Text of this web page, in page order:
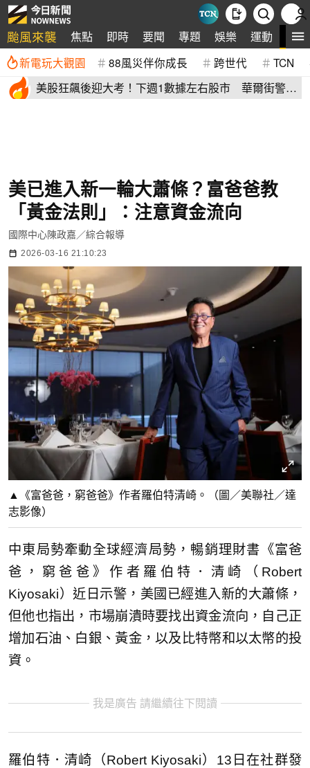
颱風來襲 焦點 即時 要聞 專題 娛樂 運動 全
新電玩大觀園 88風災伴你成長 跨世代 TCN
美股狂飆後迎大考！下週1數據左右股市 華爾街警
美已進入新一輪大蕭條？富爸爸教
「黃金法則」：注意資金流向
國際中心陳政嘉／綜合報導
2026-03-16 21:10:23
▲《富爸爸，窮爸爸》作者羅伯特清崎。（圖／美聯社／達
志影像）
中東局勢牽動全球經濟局勢，暢銷理財書《富爸
爸，窮爸爸》作者羅伯特．清崎（Robert
Kiyosaki）近日示警，美國已經進入新的大蕭條，
但他也指出，市場崩潰時要找出資金流向，自己正
增加石油、白銀、黃金，以及比特幣和以太幣的投
資。
我是廣告 請繼續往下閱讀
羅伯特．清崎（Robert Kiyosaki）13日在社群發